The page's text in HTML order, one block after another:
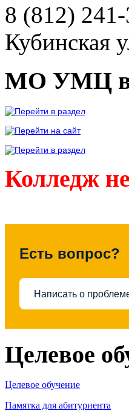
8 (812)
Кубинская
МО УМЦ в
Колледж
Есть вопрос?
Написать о
Целевое
Целевое обучение
Памятка для абитуриента